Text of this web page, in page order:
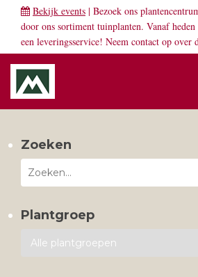
Bekijk events | Bezoek ons
door ons sortiment tuinplanten. Vanaf
een leveringsservice! Neem contact op over
Zoeken
Plantgroep